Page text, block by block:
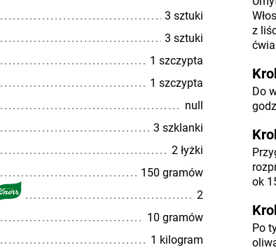
3 sztuki
3 sztuki
1 szczypta
1 szczypta
null
3 szklanki
2 łyżki
150 gramów
2
10 gramów
1 kilogram
z
Do
ok
Po